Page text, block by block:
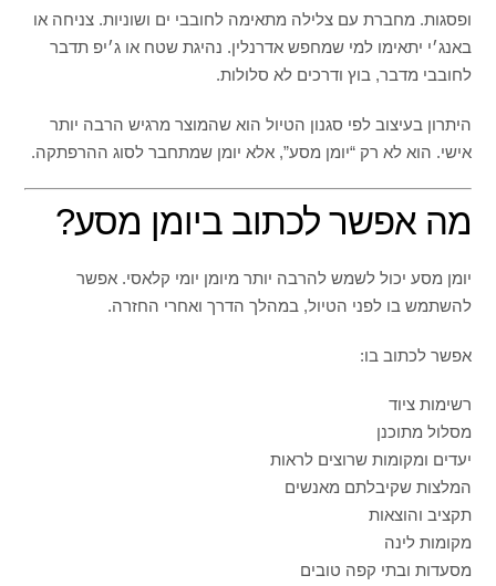
ופסגות. מחברת עם צלילה מתאימה לחובבי ים ושוניות. צניחה או
באנג׳י יתאימו למי שמחפש אדרנלין. נהיגת שטח או ג׳יפ תדבר
לחובבי מדבר, בוץ ודרכים לא סלולות.
היתרון בעיצוב לפי סגנון הטיול הוא שהמוצר מרגיש הרבה יותר
אישי. הוא לא רק “יומן מסע”, אלא יומן שמתחבר לסוג ההרפתקה.
מה אפשר לכתוב ביומן מסע?
יומן מסע יכול לשמש להרבה יותר מיומן יומי קלאסי. אפשר
להשתמש בו לפני הטיול, במהלך הדרך ואחרי החזרה.
אפשר לכתוב בו:
רשימות ציוד
מסלול מתוכנן
יעדים ומקומות שרוצים לראות
המלצות שקיבלתם מאנשים
תקציב והוצאות
מקומות לינה
מסעדות ובתי קפה טובים